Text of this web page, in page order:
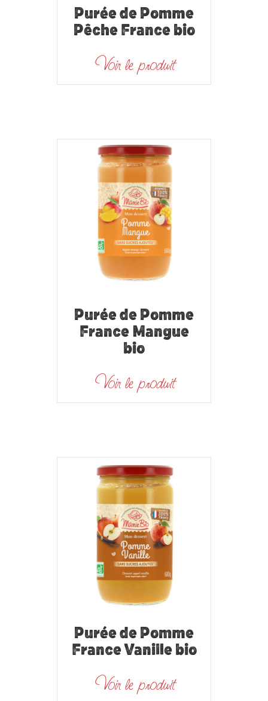
Purée de Pomme
Pêche France bio
Voir le produit
Purée de Pomme
France Mangue
bio
Voir le produit
Purée de Pomme
France Vanille bio
Voir le produit